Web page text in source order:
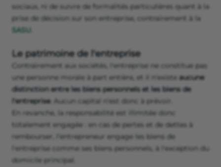
sociaux, ni de suivre de formalités particulières quant à la
prise de décision sur son entreprise, contrairement à la
SASU
Le patrimoine de l'entreprise
Contrairement aux sociétés, l'entreprise ne constitue pas
une personne morale à part entière, et il n'existe aucune
distinction entre les biens personnels et les biens de
l'entreprise. Aucun capital n'est donc à prévoir.
En revanche, la responsabilité est illimitée donc
totalement engagée : en cas de pertes et de dettes à
rembourser, l'entrepreneur engage les biens de
l'entreprise comme ses biens personnels, à l'exception du
domicile principal.